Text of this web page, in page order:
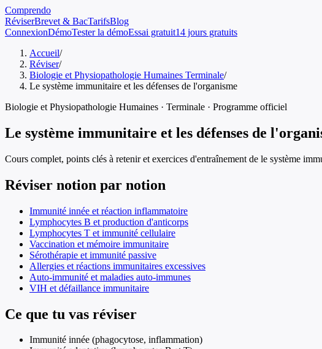
Comprendo
RéviserBrevet & BacTarifsBlog
ConnexionDémoTester la démoEssai gratuit14 jours gratuits
Accueil/
Réviser/
Biologie et Physiopathologie Humaines Terminale/
Le système immunitaire et les défenses de l'organisme
Biologie et Physiopathologie Humaines · Terminale · Programme officiel
Le système immunitaire et les défenses de
Cours complet, points clés à retenir et exercices d'entraînement de le système
Réviser notion par notion
Immunité innée et réaction inflammatoire
Lymphocytes B et production d'anticorps
Lymphocytes T et immunité cellulaire
Vaccination et mémoire immunitaire
Sérothérapie et immunité passive
Allergies et réactions immunitaires excessives
Auto-immunité et maladies auto-immunes
VIH et défaillance immunitaire
Ce que tu vas réviser
Immunité innée (phagocytose, inflammation)